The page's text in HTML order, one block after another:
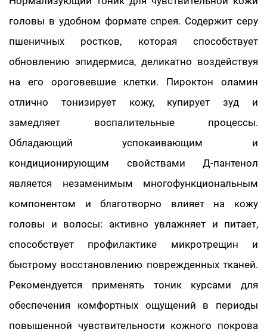
головы в удобном формате спрея. Содержит серу
пшеничных ростков, которая способствует
обновлению эпидермиса, деликатно воздействуя
на его ороговевшие клетки. Пироктон оламин
отлично тонизирует кожу, купирует зуд и
замедляет воспалительные процессы.
Обладающий успокаивающим и
кондиционирующим свойствами Д-пантенол
является незаменимым многофункциональным
компонентом и благотворно влияет на кожу
головы и волосы: активно увлажняет и питает,
способствует профилактике микротрещин и
быстрому восстановлению поврежденных тканей.
Рекомендуется применять тоник курсами для
обеспечения комфортных ощущений в периоды
повышенной чувствительности кожного покрова